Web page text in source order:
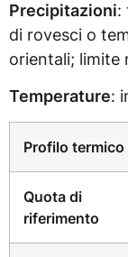
Precipitazioni:
di rovesci o
orientali; limite
Temperature:
Profilo
Quota di
riferimento